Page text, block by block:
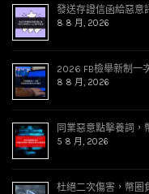
發送存證信函給惡意
8 8 月, 2026
2026 FB檢舉新制一
8 8 月, 2026
同業惡意點擊養詞，
5 8 月, 2026
杜絕二次傷害，幣圈